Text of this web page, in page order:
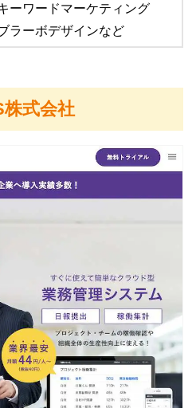
ーワードマーケティング
ラーボデザインなど
式会社